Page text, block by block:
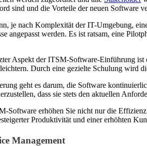
sind und die Vorteile der neuen Software
je nach Komplexität der IT-Umgebung,
angepasst werden. Es ist ratsam, eine
Aspekt der ITSM-Software-Einführung
Durch eine gezielte Schulung wird
geht es darum, die Software
dass sie stets den aktuellen
Software erhöhen Sie nicht nur die
Produktivität und einer erhöhten
Management